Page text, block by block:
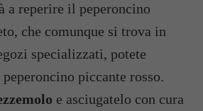
a reperire il peperoncino
che comunque si trova in
specializzati, potete
piccante rosso.
e asciugatelo con cura